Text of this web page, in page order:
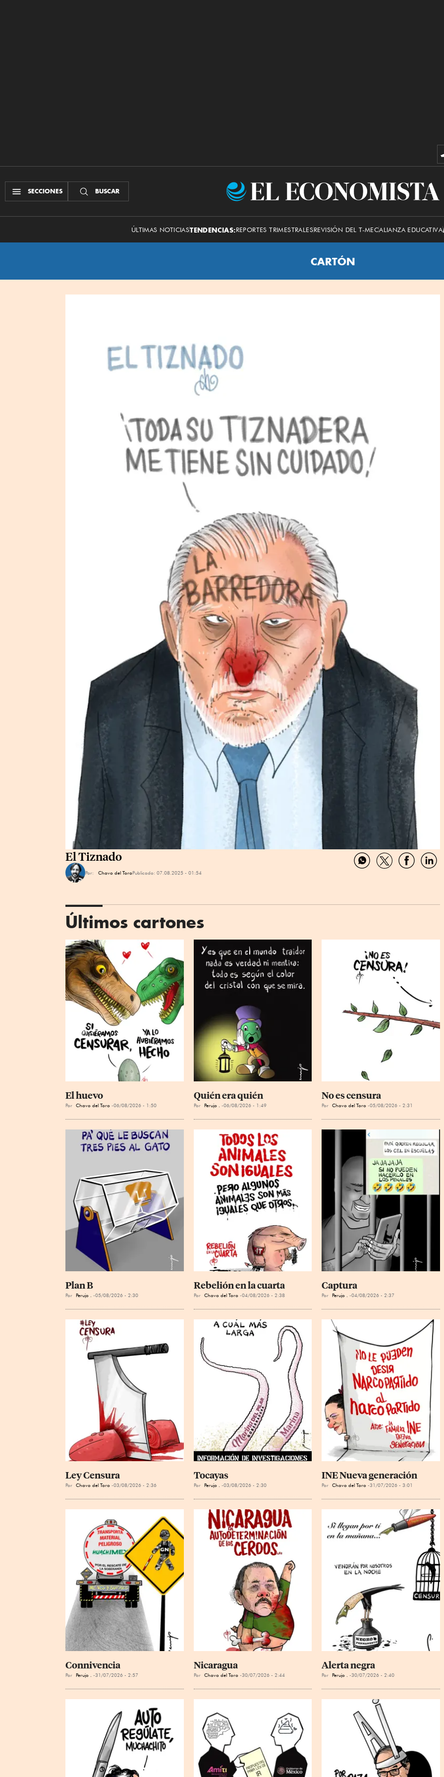
SECCIONES BUSCAR
El
ÚLTIMAS NOTICIASTENDENCIAS:REPORTES TRIMESTRALESREVISIÓN DEL T-MECALIANZA EDUCATIVA
CARTÓN
El Tiznado
Por: Chavo del ToroPublicado: 07.08.2025 - 01:54
CompartirCompartirCompartir
Últimos cartones
El huevo
Por Chavo del Toro 06/08/2026 - 1:50
Quién era quién
Por Perujo . 06/08/2026 - 1:49
No es censura
Por Chavo del Toro 05/08/2026 - 2:31
Plan B
Por Perujo . 05/08/2026 - 2:30
Rebelión en la cuarta
Por Chavo del Toro 04/08/2026 - 2:38
Captura
Por Perujo . 04/08/2026 - 2:37
Ley Censura
Por Chavo del Toro 03/08/2026 - 2:36
Tocayas
Por Perujo . 03/08/2026 - 2:30
INE Nueva generación
Por Chavo del Toro 31/07/2026 - 3:01
Connivencia
Por Perujo . 31/07/2026 - 2:57
Nicaragua
Por Chavo del Toro 30/07/2026 - 2:44
Alerta negra
Por Perujo . 30/07/2026 - 2:40